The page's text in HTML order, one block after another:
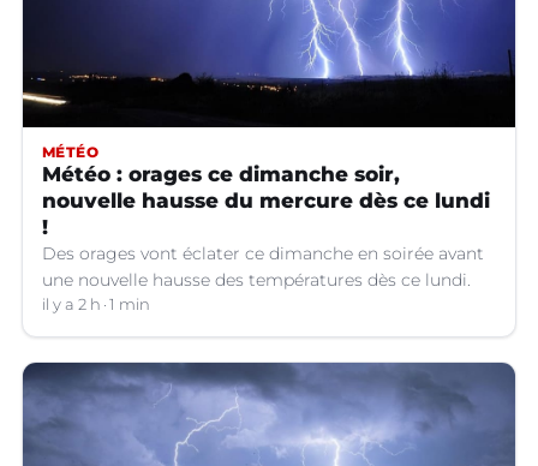
MÉTÉO
Météo : orages ce dimanche soir,
nouvelle hausse du mercure dès ce lundi
!
Des orages vont éclater ce dimanche en soirée avant
une nouvelle hausse des températures dès ce lundi.
il y a 2 h 1 min